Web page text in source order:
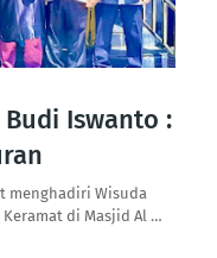
Iswanto :
menghadiri Wisuda
Keramat di Masjid Al …